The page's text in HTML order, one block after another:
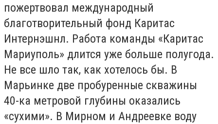
пожертвовал международный
благотворительный фонд Каритас
Интернэшнл. Работа команды «Каритас
Мариуполь» длится уже больше полугода.
Не все шло так, как хотелось бы. В
Марьинке две пробуренные скважины
40-ка метровой глубины оказались
«сухими». В Мирном и Андреевке воду